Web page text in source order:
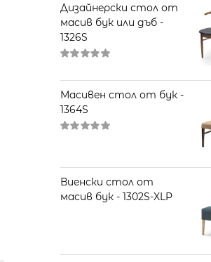
Дизайнерски стол от
масив бук или дъб -
1326S
на5.00от 5
Масивен стол от бук -
1364S
Виенски стол от
масив бук - 1302S-XLP